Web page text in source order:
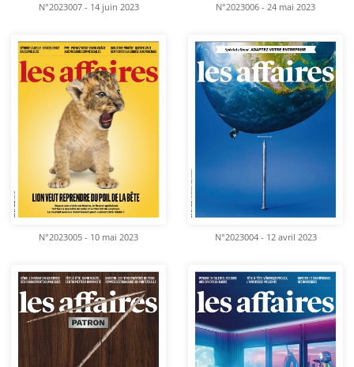
N°2023007 - 14 juin 2023 N°2023006 - 24 mai 2023
N°2023005 - 10 mai 2023 N°2023004 - 12 avril 2023